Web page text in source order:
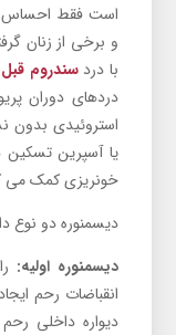
است فقط احساس
و برخی از زنان
با دردسندروم
دردهای دوران
یا آسپرین تسکین
خونریزی کمک می
دیسمنوره دو نوع
دیسمنوره اولیه:
انقباضات رحم
دیواره داخلی